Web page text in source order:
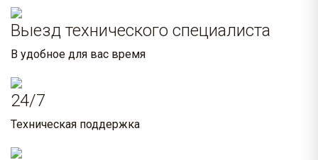
Выезд технического специалиста
В удобное для вас время
24/7
Техническая поддержка